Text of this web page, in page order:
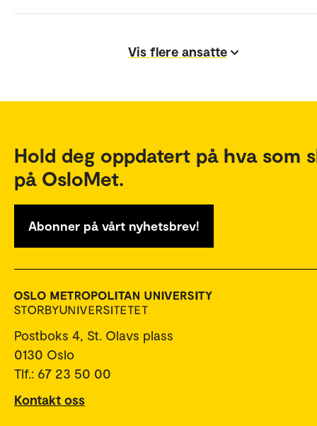
Vis flere ansatte
Hold deg oppdatert på hva som
på OsloMet.
Abonner på vårt nyhetsbrev!
Postboks 4, St. Olavs plass
0130 Oslo
Tlf.: 67 23 50 00
Kontakt oss